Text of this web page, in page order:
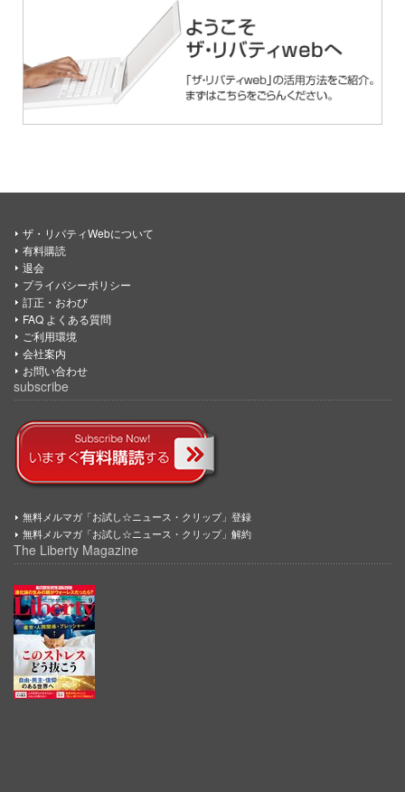
ザ・リバティWebについて
有料購読
退会
プライバシーポリシー
訂正・おわび
FAQ よくある質問
ご利用環境
会社案内
お問い合わせ
subscribe
無料メルマガ「お試し☆ニュース・クリップ」登録
無料メルマガ「お試し☆ニュース・クリップ」解約
The Liberty Magazine